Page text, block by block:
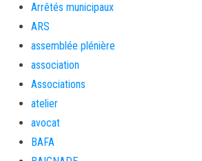
Arrêtés municipaux
ARS
assemblée plénière
association
Associations
atelier
avocat
BAFA